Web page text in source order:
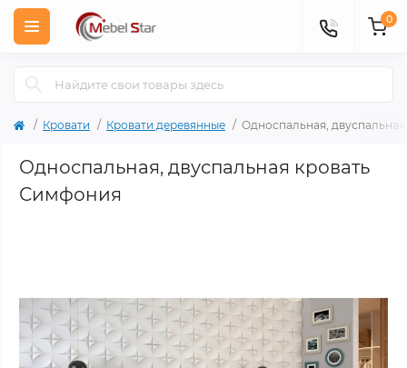
0
Кровати Кровати деревянные Односпальная,
Односпальная, двуспальная кровать
Симфония